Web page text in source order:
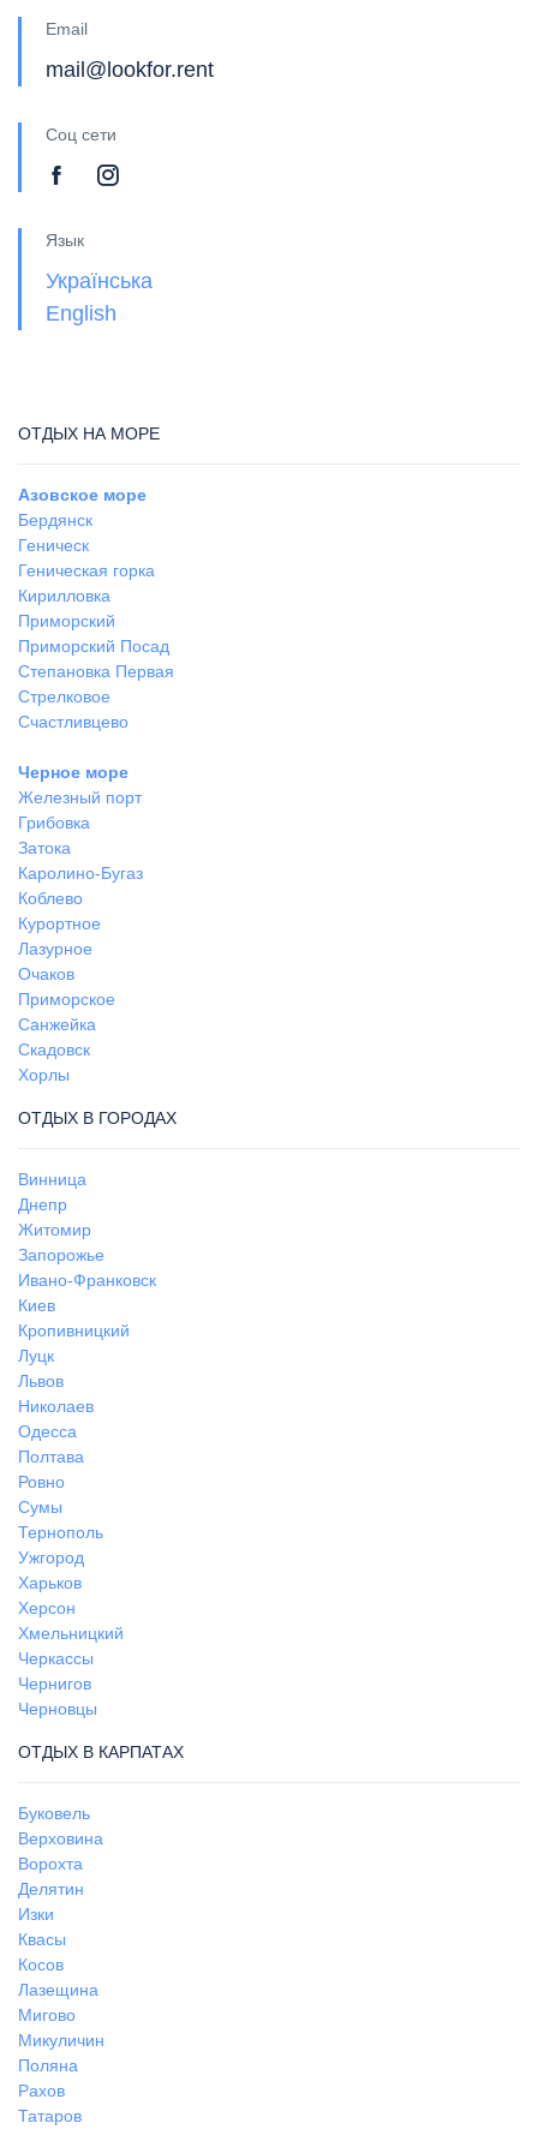
Email
mail@lookfor.rent
Соц сети
Язык
Українська
English
ОТДЫХ НА МОРЕ
Азовское море
Бердянск
Геническ
Геническая горка
Кирилловка
Приморский
Приморский Посад
Степановка Первая
Стрелковое
Счастливцево
Черное море
Железный порт
Грибовка
Затока
Каролино-Бугаз
Коблево
Курортное
Лазурное
Очаков
Приморское
Санжейка
Скадовск
Хорлы
ОТДЫХ В ГОРОДАХ
Винница
Днепр
Житомир
Запорожье
Ивано-Франковск
Киев
Кропивницкий
Луцк
Львов
Николаев
Одесса
Полтава
Ровно
Сумы
Тернополь
Ужгород
Харьков
Херсон
Хмельницкий
Черкассы
Чернигов
Черновцы
ОТДЫХ В КАРПАТАХ
Буковель
Верховина
Ворохта
Делятин
Изки
Квасы
Косов
Лазещина
Мигово
Микуличин
Поляна
Рахов
Татаров